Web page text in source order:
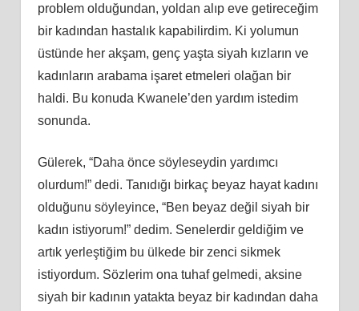
problem olduğundan, yoldan alıp eve getireceğim
bir kadından hastalık kapabilirdim. Ki yolumun
üstünde her akşam, genç yaşta siyah kızların ve
kadınların arabama işaret etmeleri olağan bir
haldi. Bu konuda Kwanele’den yardım istedim
sonunda.
Gülerek, “Daha önce söyleseydin yardımcı
olurdum!” dedi. Tanıdığı birkaç beyaz hayat kadını
olduğunu söyleyince, “Ben beyaz değil siyah bir
kadın istiyorum!” dedim. Senelerdir geldiğim ve
artık yerleştiğim bu ülkede bir zenci sikmek
istiyordum. Sözlerim ona tuhaf gelmedi, aksine
siyah bir kadının yatakta beyaz bir kadından daha